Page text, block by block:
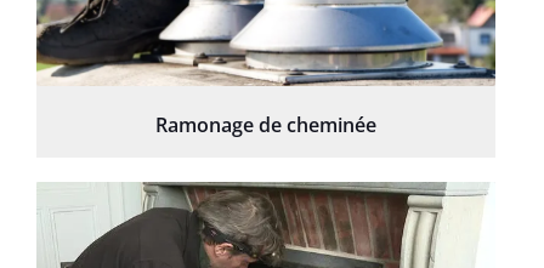
Ramonage de cheminée